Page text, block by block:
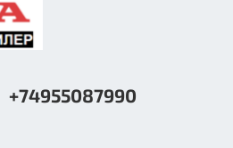
+74955087990